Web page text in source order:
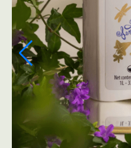
LAMPE BERGER